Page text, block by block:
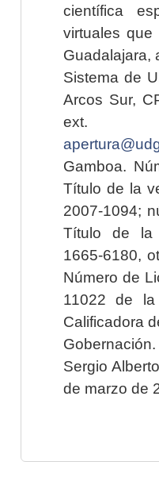
científica
virtuales
Guadalajara,
Sistema de
Arcos Sur,
ext.
Gamboa.
Título de la
2007-1094;
Título de la
1665-6180,
Número de
11022 de la
Calificadora
Sergio
de marzo de